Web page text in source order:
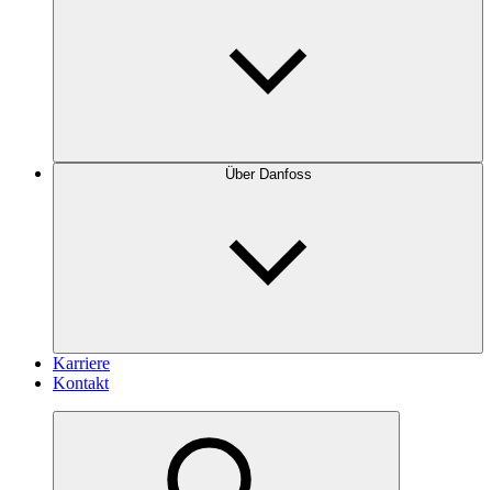
Über Danfoss
Karriere
Kontakt